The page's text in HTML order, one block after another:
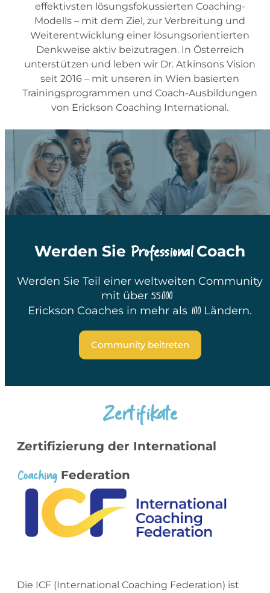
effektivsten lösungsfokussierten Coaching-
Modells – mit dem Ziel, zur Verbreitung und
Weiterentwicklung einer lösungsorientierten
Denkweise aktiv beizutragen. In Österreich
unterstützen und leben wir Dr. Atkinsons Vision
seit 2016 – mit unseren in Wien basierten
Trainingsprogrammen und Coach-Ausbildungen
von Erickson Coaching International.
Werden Sie ProfessionalCoach
Werden Sie Teil einer weltweiten Community
mit über 55.000
Erickson Coaches in mehr als 100 Ländern.
Community beitreten
Zertifikate
Zertifizierung der International
Coaching Federation
Die ICF (International Coaching Federation) ist